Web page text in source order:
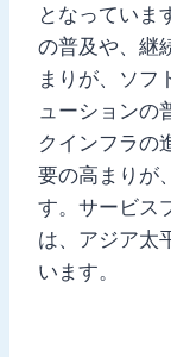
となっていま
の普及や、継
まりが、ソフ
ューションの
クインフラの
要の高まりが
す。サービス
は、アジア太
います。